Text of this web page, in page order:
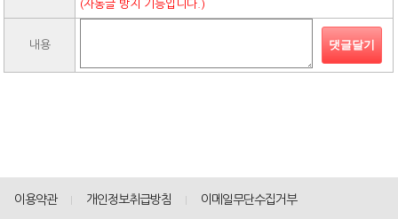
(자동글 방지 기능입니다.)
내용 댓글달기
이용약관 개인정보취급방침 이메일무단수집거부